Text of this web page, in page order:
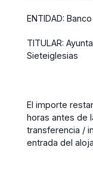
ENTIDAD:
TITULAR:
Sieteiglesias
El importe
horas antes de
transferencia /
entrada del